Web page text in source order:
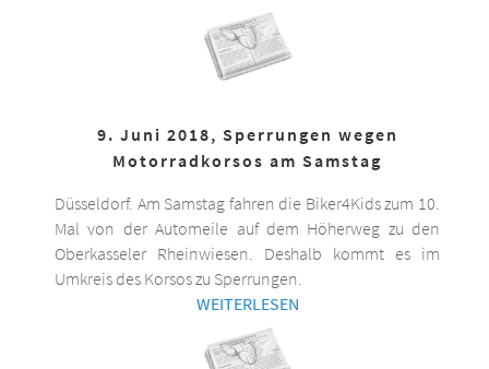
9. Juni 2018, Sperrungen wegen
Motorradkorsos am Samstag
Düsseldorf. Am Samstag fahren die Biker4Kids zum 10.
Mal von der Automeile auf dem Höherweg zu den
Oberkasseler Rheinwiesen. Deshalb kommt es im
Umkreis des Korsos zu Sperrungen.
WEITERLESEN